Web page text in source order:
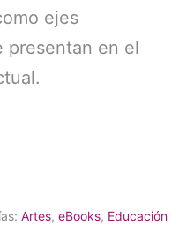
ejes
presentan en el
Artes,eBooks, Educación